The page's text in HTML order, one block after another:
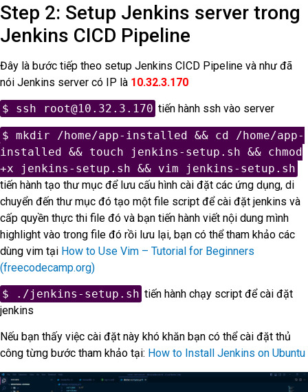
Step 2: Setup Jenkins server trong
Jenkins CICD Pipeline
Đây là bước tiếp theo setup Jenkins CICD Pipeline và như đã
nói Jenkins server có IP là 10.32.3.170
$ ssh root@10.32.3.170 tiến hành ssh vào server
$ mkdir /home/app-installed && cd /home/app-
installed && touch jenkins-setup.sh && chmod
+x jenkins-setup.sh && vim jenkins-setup.sh
tiến hành tạo thư mục để lưu cấu hình cài đặt các ứng dụng, di
chuyển đến thư mục đó tạo một file script để cài đặt jenkins và
cấp quyền thực thi file đó và bạn tiến hành viết nội dung mình
highlight vào trong file đó rồi lưu lại, bạn có thể tham khảo các
dùng vim tại How to Use Vim – Tutorial for Beginners
(freecodecamp.org)
$ ./jenkins-setup.sh tiến hành chạy script để cài đặt
jenkins
Nếu bạn thấy việc cài đặt này khó khăn bạn có thể cài đặt thủ
công từng bước tham khảo tại: How to Install Jenkins on Ubuntu